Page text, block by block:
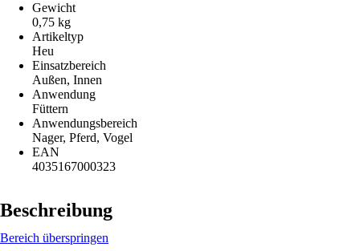
Gewicht
0,75 kg
Artikeltyp
Heu
Einsatzbereich
Außen, Innen
Anwendung
Füttern
Anwendungsbereich
Nager, Pferd, Vogel
EAN
4035167000323
Beschreibung
Bereich überspringen